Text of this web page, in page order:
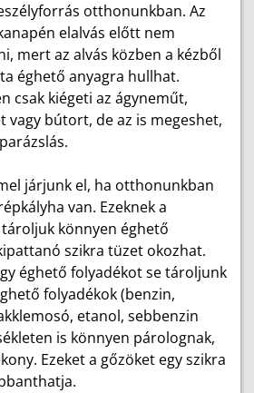
otthonunkban. Az
elalvás előtt nem
mert az alvás közben a kézből
éghető anyagra hullhat.
csak kiégeti az ágyneműt,
vagy bútort, de az is megeshet,
járjunk el, ha otthonunkban
van. Ezeknek a
könnyen éghető
szikra tüzet okozhat.
éghető folyadékot se tároljunk
folyadékok (benzin,
etanol, sebbenzin
is könnyen párolognak,
Ezeket a gőzöket egy szikra